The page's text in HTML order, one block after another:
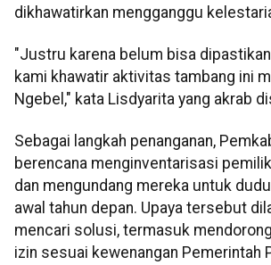
dikhawatirkan mengganggu
"Justru karena belum bisa
kami khawatir aktivitas tambang ini
Ngebel," kata Lisdyarita yang akrab
Sebagai langkah penanganan,
berencana menginventarisasi
dan mengundang mereka untuk
awal tahun depan. Upaya tersebut
mencari solusi, termasuk
izin sesuai kewenangan Pemerintah